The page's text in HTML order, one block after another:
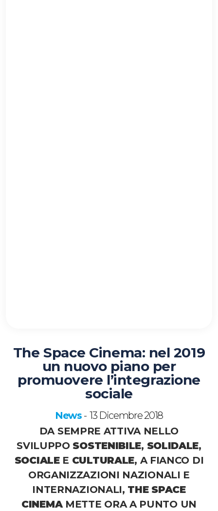
The Space Cinema: nel 2019
un nuovo piano per
promuovere l’integrazione
sociale
News - 13 Dicembre 2018
DA SEMPRE ATTIVA NELLO
SVILUPPO SOSTENIBILE, SOLIDALE,
SOCIALEE CULTURALE, A FIANCO DI
ORGANIZZAZIONI NAZIONALI E
INTERNAZIONALI, THE SPACE
CINEMAMETTE ORA A PUNTO UN